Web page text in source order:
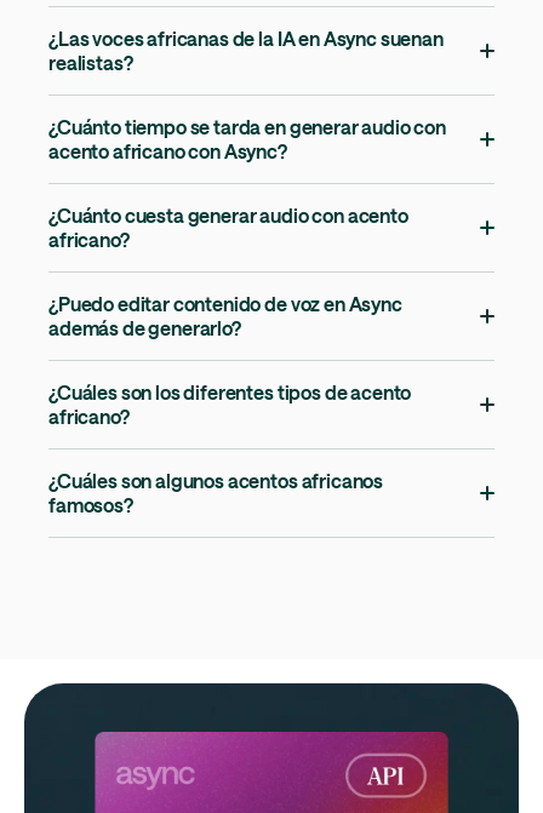
¿Las voces africanas de la IA en Async suenan
realistas?
¿Cuánto tiempo se tarda en generar audio con
acento africano con Async?
¿Cuánto cuesta generar audio con acento
africano?
¿Puedo editar contenido de voz en Async
además de generarlo?
¿Cuáles son los diferentes tipos de acento
africano?
¿Cuáles son algunos acentos africanos
famosos?